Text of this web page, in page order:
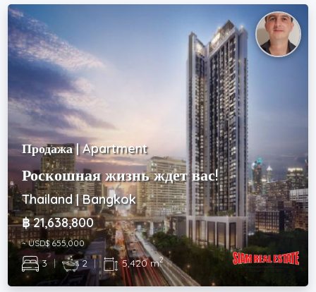
Продажа | Apartment
Роскошная жизнь ждет вас!
Thailand | Bangkok
฿ 21,638,800
~ USD$ 655,000
3 | 2 | 5,420 m2